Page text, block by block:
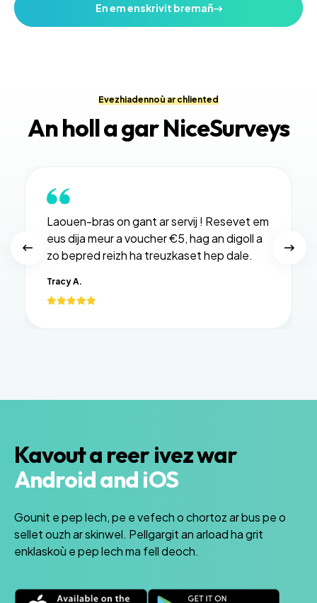
En em enskrivit bremañ
Evezhiadennoù ar chliented
An holl a gar NiceSurveys
Laouen-bras on gant ar servij ! Resevet em
eus dija meur a voucher €5, hag an digoll a
zo bepred reizh ha treuzkaset hep dale.
Tracy A.
Kavout a reer ivez war
Android and iOS
Gounit e pep lech, pe e vefech o chortoz ar bus pe o
sellet ouzh ar skinwel. Pellgargit an arload ha grit
enklaskoù e pep lech ma fell deoch.